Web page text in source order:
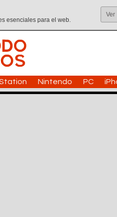
esenciales para el web.
Ver
Nintendo PC